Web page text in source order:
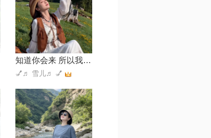
知道你会来 所以我还在
💅♬ 雪儿♬ 💅